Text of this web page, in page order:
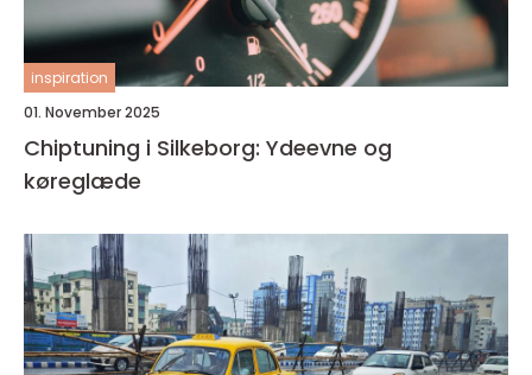
inspiration
01. November 2025
Chiptuning i Silkeborg: Ydeevne og
køreglæde